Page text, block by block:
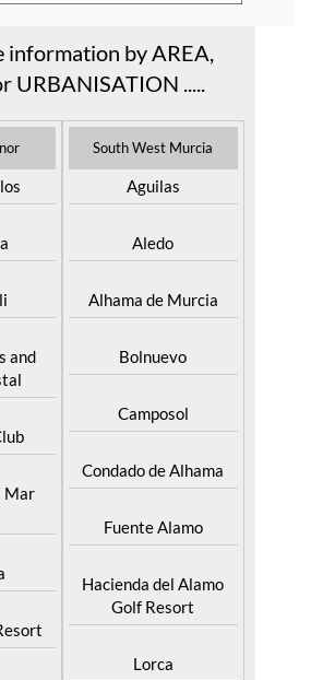
information by AREA,
URBANISATION .....
and
Mar
South West Murcia
Aguilas
Aledo
Alhama de Murcia
Bolnuevo
Camposol
Condado de Alhama
Fuente Alamo
Hacienda del Alamo
Golf Resort
Lorca